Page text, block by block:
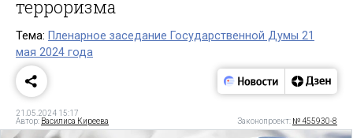
терроризма
Тема: Пленарное заседание Государственной Думы 21
мая 2024 года
21.05.2024 15:17
Автор: Василиса Киреева Законопроект: № 455930-8